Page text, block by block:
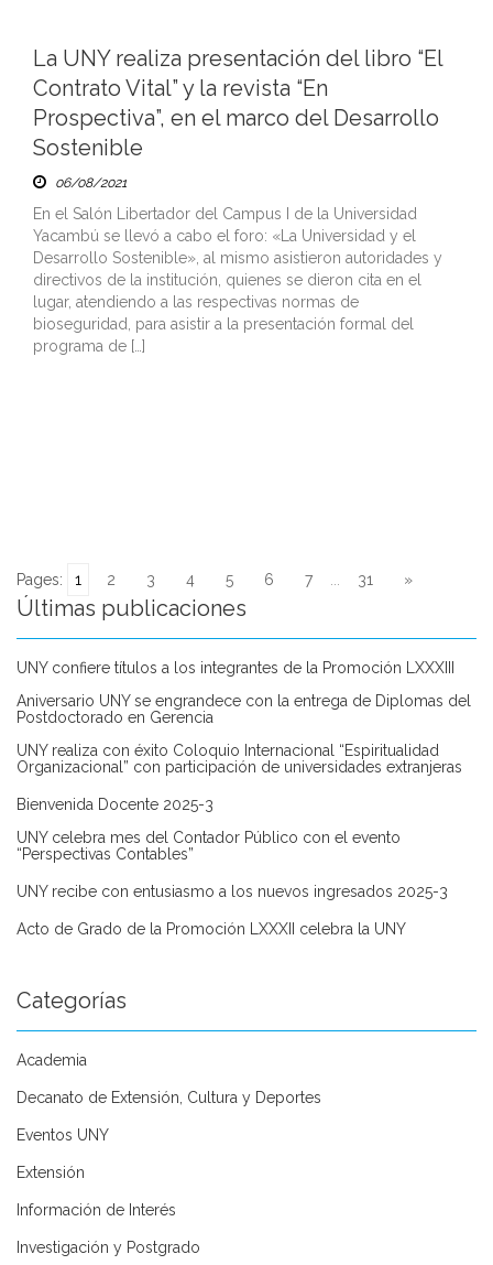
La UNY realiza presentación del libro “El
Contrato Vital” y la revista “En
Prospectiva”, en el marco del Desarrollo
Sostenible
06/08/2021
En el Salón Libertador del Campus I de la Universidad
Yacambú se llevó a cabo el foro: «La Universidad y el
Desarrollo Sostenible», al mismo asistieron autoridades y
directivos de la institución, quienes se dieron cita en el
lugar, atendiendo a las respectivas normas de
bioseguridad, para asistir a la presentación formal del
programa de […]
Pages: 1 2 3 4 5 6 7 31 »
Últimas publicaciones
UNY confiere títulos a los integrantes de la Promoción LXXXIII
Aniversario UNY se engrandece con la entrega de Diplomas del
Postdoctorado en Gerencia
UNY realiza con éxito Coloquio Internacional “Espiritualidad
Organizacional” con participación de universidades extranjeras
Bienvenida Docente 2025-3
UNY celebra mes del Contador Público con el evento
“Perspectivas Contables”
UNY recibe con entusiasmo a los nuevos ingresados 2025-3
Acto de Grado de la Promoción LXXXII celebra la UNY
Categorías
Academia
Decanato de Extensión, Cultura y Deportes
Eventos UNY
Extensión
Información de Interés
Investigación y Postgrado